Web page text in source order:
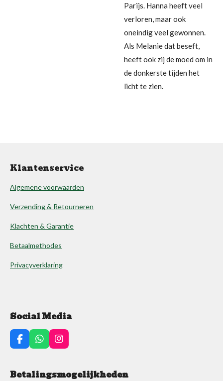
Parijs. Hanna heeft veel
verloren, maar ook
oneindig veel gewonnen.
Als Melanie dat beseft,
heeft ook zij de moed om in
de donkerste tijden het
licht te zien.
Klantenservice
Algemene voorwaarden
Verzending & Retourneren
Klachten & Garantie
Betaalmethodes
Privacyverklaring
Social Media
F
a
e
b
W
h
t
s
I
n
a
Betalingsmogelijkheden